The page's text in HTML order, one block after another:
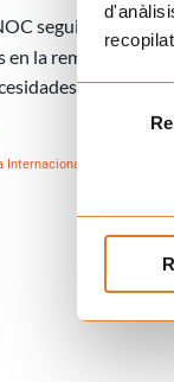
Selecció
seguimos
la remodelación
del niño o
Internacional de l’Infant